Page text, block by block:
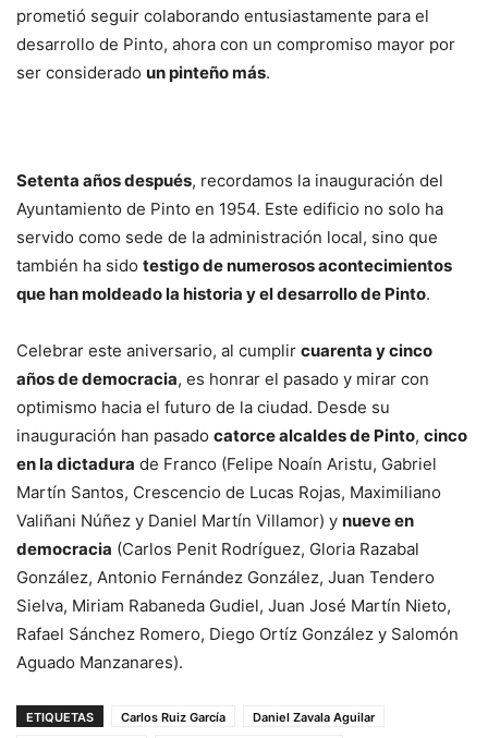
prometió seguir colaborando entusiastamente para el
desarrollo de Pinto, ahora con un compromiso mayor por
ser considerado un pinteño más.
Setenta años después, recordamos la inauguración del
Ayuntamiento de Pinto en 1954. Este edificio no solo ha
servido como sede de la administración local, sino que
también ha sido testigo de numerosos acontecimientos
que han moldeado la historia y el desarrollo de Pinto.
Celebrar este aniversario, al cumplir cuarenta y cinco
años de democracia, es honrar el pasado y mirar con
optimismo hacia el futuro de la ciudad. Desde su
inauguración han pasado catorce alcaldes de Pinto, cinco
en la dictadura de Franco (Felipe Noaín Aristu, Gabriel
Martín Santos, Crescencio de Lucas Rojas, Maximiliano
Valiñani Núñez y Daniel Martín Villamor) y nueve en
democracia (Carlos Penit Rodríguez, Gloria Razabal
González, Antonio Fernández González, Juan Tendero
Sielva, Miriam Rabaneda Gudiel, Juan José Martín Nieto,
Rafael Sánchez Romero, Diego Ortíz González y Salomón
Aguado Manzanares).
ETIQUETAS Carlos Ruiz García
Daniel Zavala Aguilar